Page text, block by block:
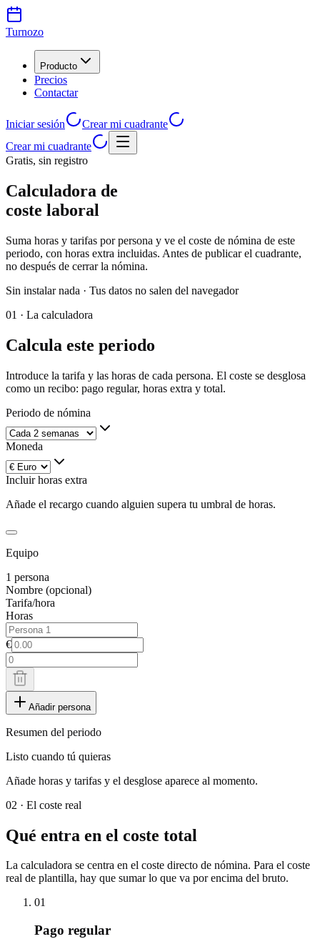
Turnozo
Producto
Precios
Contactar
Iniciar sesión
Crear mi cuadrante
Crear mi cuadrante
Gratis, sin registro
Calculadora de
coste laboral
Suma horas y tarifas por persona y ve el coste de nómina de este
periodo, con horas extra incluidas. Antes de publicar el cuadrante,
no después de cerrar la nómina.
Sin instalar nada · Tus datos no salen del navegador
01 · La calculadora
Calcula este periodo
Introduce la tarifa y las horas de cada persona. El coste se desglosa
como un recibo: pago regular, horas extra y total.
Periodo de nómina
Moneda
Incluir horas extra
Añade el recargo cuando alguien supera tu umbral de horas.
Equipo
1 persona
Nombre (opcional)
Tarifa/hora
Horas
€
Añadir persona
Resumen del periodo
Listo cuando tú quieras
Añade horas y tarifas y el desglose aparece al momento.
02 · El coste real
Qué entra en el coste total
La calculadora se centra en el coste directo de nómina. Para el coste
real de plantilla, hay que sumar lo que va por encima del bruto.
01
Pago regular